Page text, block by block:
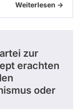
Weiterlesen ->
zur
erachten
oder